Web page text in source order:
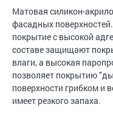
Матовая силикон-
фасадных
покрытие с высокой
составе защищают
влаги, а высокая
позволяет покрытию
поверхности грибком и
имеет резкого запаха.